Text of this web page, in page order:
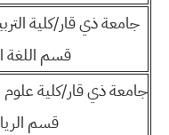
جامعة ذي قار/كلية
قسم اللغة
جامعة ذي قار/كلية
قسم